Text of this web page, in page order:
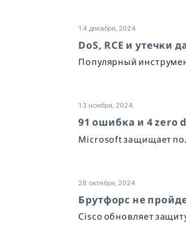
14 декабря, 2024
DoS, RCE и
Популярный
13 ноября, 2024
91 ошибка и 4 zero
Microsoft защищает
28 октября, 2024
Брутфорс не
Cisco обновляет